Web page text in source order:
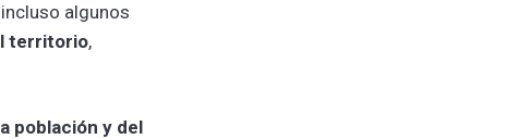
incluso algunos
territorio,
población y del